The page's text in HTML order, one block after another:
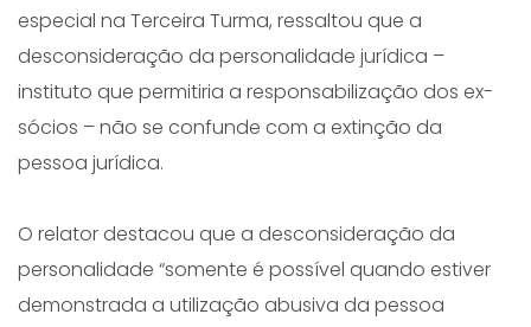
especial na Terceira Turma, ressaltou que a
desconsideração da personalidade jurídica –
instituto que permitiria a responsabilização dos ex-
sócios – não se confunde com a extinção da
pessoa jurídica.
O relator destacou que a desconsideração da
personalidade “somente é possível quando estiver
demonstrada a utilização abusiva da pessoa